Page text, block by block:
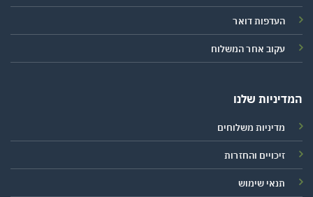
העדפות דואר
עקוב אחר המשלוח
המדיניות שלנו
מדיניות משלוחים
זיכויים והחזרות
תנאי שימוש